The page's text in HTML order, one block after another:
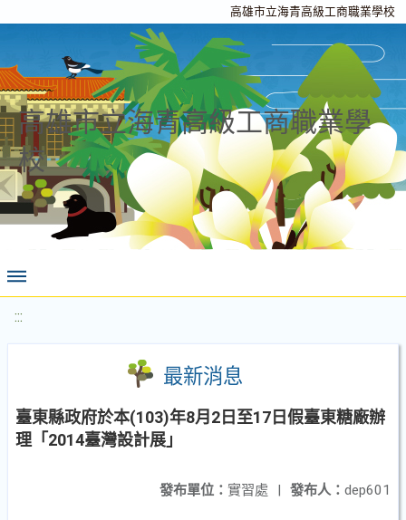
高雄市立海青高級工商職業學校
高雄市立海青高級工商職業學
校
:::
最新消息
臺東縣政府於本(103)年8月2日至17日假臺東糖廠辦
理「2014臺灣設計展」
發布人： dep601
發布單位： 實習處 |